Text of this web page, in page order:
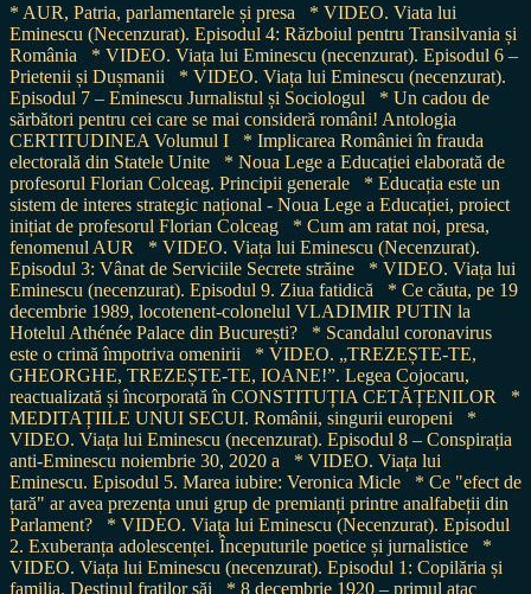
* AUR, Patria, parlamentarele și presa
* VIDEO. Viata lui
Eminescu (Necenzurat). Episodul 4: Războiul pentru Transilvania și
România
* VIDEO. Viața lui Eminescu (necenzurat). Episodul 6 –
Prietenii și Dușmanii
* VIDEO. Viața lui Eminescu (necenzurat).
Episodul 7 – Eminescu Jurnalistul și Sociologul
* Un cadou de
sărbători pentru cei care se mai consideră români! Antologia
CERTITUDINEA Volumul I
* Implicarea României în frauda
electorală din Statele Unite
* Noua Lege a Educației elaborată de
profesorul Florian Colceag. Principii generale
* Educația este un
sistem de interes strategic național - Noua Lege a Educației, proiect
inițiat de profesorul Florian Colceag
* Cum am ratat noi, presa,
fenomenul AUR
* VIDEO. Viața lui Eminescu (Necenzurat).
Episodul 3: Vânat de Serviciile Secrete străine
* VIDEO. Viața lui
Eminescu (necenzurat). Episodul 9. Ziua fatidică
* Ce căuta, pe 19
decembrie 1989, locotenent-colonelul VLADIMIR PUTIN la
Hotelul Athénée Palace din București?
* Scandalul coronavirus
este o crimă împotriva omenirii
* VIDEO. „TREZEȘTE-TE,
GHEORGHE, TREZEȘTE-TE, IOANE!”. Legea Cojocaru,
reactualizată și încorporată în CONSTITUȚIA CETĂȚENILOR
*
MEDITAȚIILE UNUI SECUI. Românii, singurii europeni
*
VIDEO. Viața lui Eminescu (necenzurat). Episodul 8 – Conspirația
anti-Eminescu noiembrie 30, 2020 a
* VIDEO. Viața lui
Eminescu. Episodul 5. Marea iubire: Veronica Micle
* Ce "efect de
țară" ar avea prezența unui grup de premianți printre analfabeții din
Parlament?
* VIDEO. Viața lui Eminescu (Necenzurat). Episodul
2. Exuberanța adolescenței. Începuturile poetice și jurnalistice
*
VIDEO. Viața lui Eminescu (necenzurat). Episodul 1: Copilăria și
familia. Destinul fraților săi
* 8 decembrie 1920 – primul atac